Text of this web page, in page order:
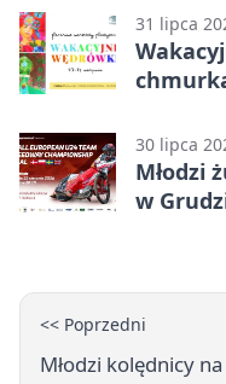
31 lipca
30 lipca
Młodzi
w
<< Poprzedni
Młodzi kolędnicy